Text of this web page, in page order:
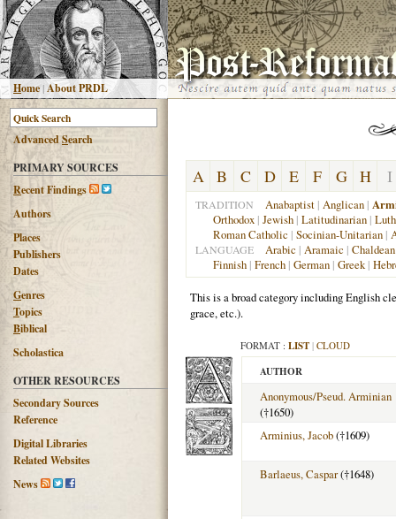
Home |About PRDL
AdvancedSearch
PRIMARY SOURCES
Recent Findings
Authors
Places
Publishers
Dates
Genres
Topics
Biblical
Scholastica
OTHER RESOURCES
Secondary Sources
Reference
Digital Libraries
Related Websites
News
A B C D E F G H I
TRADITION Anabaptist | Anglican |
Orthodox | Jewish | Latitudinarian |
Roman Catholic | Socinian-Unitarian |
LANGUAGE Arabic | Aramaic | Chaldean
Finnish | French | German | Greek|
This is a broad category including English
grace, etc.).
FORMAT : LIST | CLOUD
AUTHOR
Anonymous/Pseud. Arminian
(†1650)
Arminius, Jacob(†1609)
Barlaeus, Caspar(†1648)